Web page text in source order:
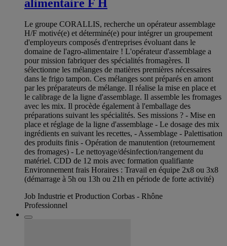
alimentaire F H
Le groupe CORALLIS, recherche un opérateur assemblage
H/F motivé(e) et déterminé(e) pour intégrer un groupement
d'employeurs composés d'entreprises évoluant dans le
domaine de l'agro-alimentaire ! L'opérateur d'assemblage a
pour mission fabriquer des spécialités fromagères. Il
sélectionne les mélanges de matières premières nécessaires
dans le frigo tampon. Ces mélanges sont préparés en amont
par les préparateurs de mélange. Il réalise la mise en place et
le calibrage de la ligne d'assemblage. Il assemble les fromages
avec les mix. Il procède également à l'emballage des
préparations suivant les spécialités. Ses missions ? - Mise en
place et réglage de la ligne d'assemblage - Le dosage des mix
ingrédients en suivant les recettes, - Assemblage - Palettisation
des produits finis - Opération de manutention (retournement
des fromages) - Le nettoyage/désinfection/rangement du
matériel. CDD de 12 mois avec formation qualifiante
Environnement frais Horaires : Travail en équipe 2x8 ou 3x8
(démarrage à 5h ou 13h ou 21h en période de forte activité)
Job Industrie et Production Corbas - Rhône
Professionnel